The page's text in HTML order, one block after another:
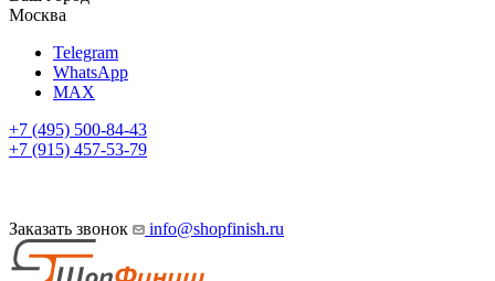
Москва
Telegram
WhatsApp
MAX
+7 (495) 500-84-43
+7 (915) 457-53-79
Заказать звонок info@shopfinish.ru